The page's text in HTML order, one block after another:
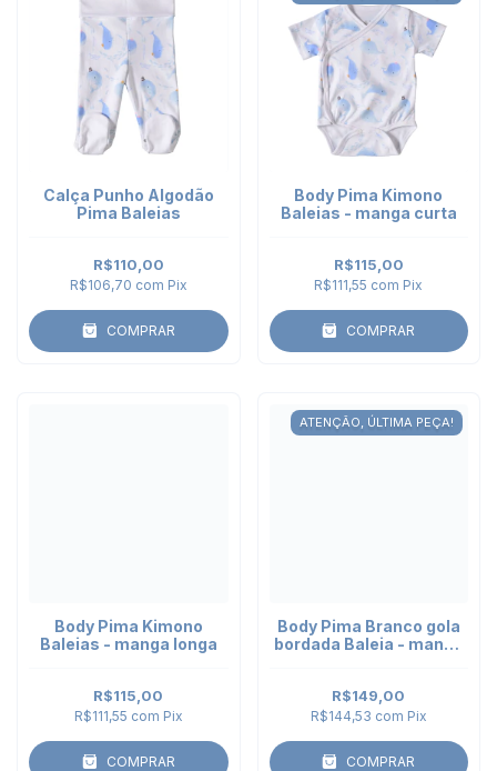
Calça Punho Algodão
Pima Baleias
R$110,00
R$106,70 com Pix
COMPRAR
Body Pima Kimono
Baleias - manga curta
R$115,00
R$111,55 com Pix
COMPRAR
Body Pima Kimono
Baleias - manga longa
R$115,00
R$111,55 com Pix
COMPRAR
ATENÇÃO, ÚLTIMA PEÇA!
Body Pima Branco gola
bordada Baleia - manga
R$149,00
R$144,53 com Pix
COMPRAR